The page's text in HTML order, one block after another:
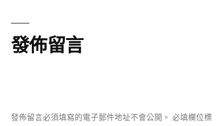
發佈留言
發佈留言必須填寫的電子郵件地址不會公開。 必填欄位標